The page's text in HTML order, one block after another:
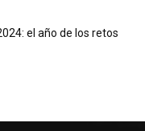
el año de los retos